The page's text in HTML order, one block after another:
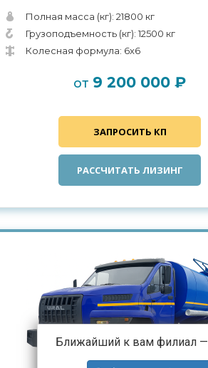
Ближайший к вам филиал —
Полная масса (кг): 21800 кг
Грузоподъемность (кг): 12500 кг
Колесная формула: 6x6
от 9 200 000 ₽
ЗАПРОСИТЬ КП
РАССЧИТАТЬ ЛИЗИНГ